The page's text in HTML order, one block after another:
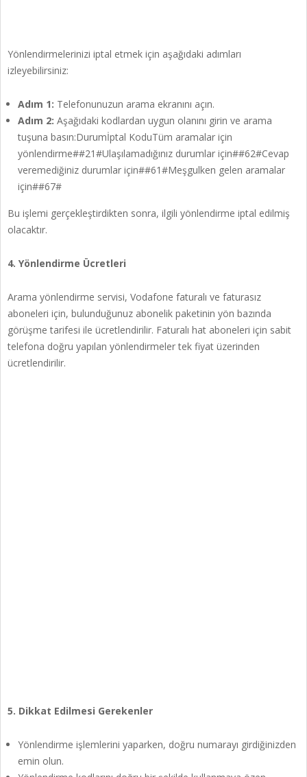
Yönlendirmelerinizi iptal etmek için aşağıdaki adımları
izleyebilirsiniz:
Adım 1: Telefonunuzun arama ekranını açın.
Adım 2: Aşağıdaki kodlardan uygun olanını girin ve arama
tuşuna basın:Durumİptal KoduTüm aramalar için
yönlendirme##21#Ulaşılamadığınız durumlar için##62#Cevap
veremediğiniz durumlar için##61#Meşgulken gelen aramalar
için##67#
Bu işlemi gerçekleştirdikten sonra, ilgili yönlendirme iptal edilmiş
olacaktır.
4. Yönlendirme Ücretleri
Arama yönlendirme servisi, Vodafone faturalı ve faturasız
aboneleri için, bulunduğunuz abonelik paketinin yön bazında
görüşme tarifesi ile ücretlendirilir. Faturalı hat aboneleri için sabit
telefona doğru yapılan yönlendirmeler tek fiyat üzerinden
ücretlendirilir.
5. Dikkat Edilmesi Gerekenler
Yönlendirme işlemlerini yaparken, doğru numarayı girdiğinizden
emin olun.